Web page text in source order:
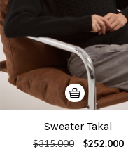
Sweater Takal
$315.000 $252.000